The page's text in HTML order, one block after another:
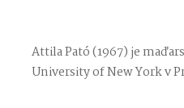
Attila Pató (1967) je
University of New York v